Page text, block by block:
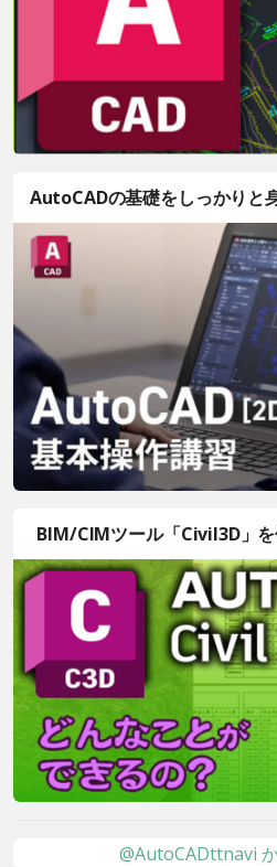
AutoCADの基礎をしっかりと
BIM/CIMツール「Civil3D」
@AutoCADttnavi